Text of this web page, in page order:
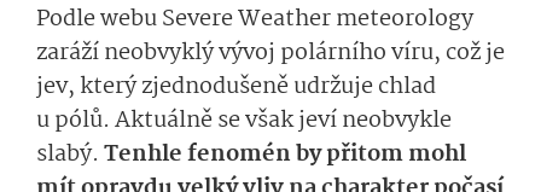
Podle webu Severe Weather meteorology
zaráží neobvyklý vývoj polárního víru, což je
jev, který zjednodušeně udržuje chlad
u pólů. Aktuálně se však jeví neobvykle
slabý. Tenhle fenomén by přitom mohl